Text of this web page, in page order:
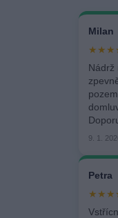
Milan
Nádrž
9. 1.
Petra